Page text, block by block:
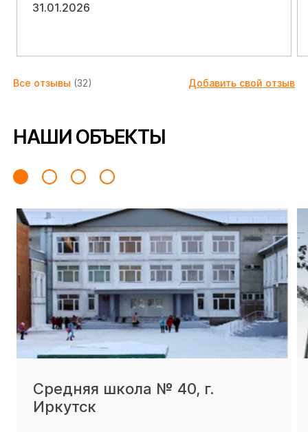
31.01.2026
Все отзывы (32) Добавить свой отзыв
НАШИ ОБЪЕКТЫ
Средняя школа № 40, г.
Иркутск